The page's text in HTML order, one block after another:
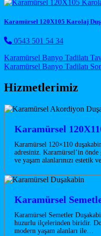
Karamürsel 120X105 Karolaj
0543 501 54 34
Post navigation
Karamürsel Banyo Tadilatı
Karamürsel Banyo Tadilatı
Hizmetlerimiz
Karamürsel
Karamürsel 120×110
adresiniz. Karamürsel’in
ve yaşam alanlarınızı estetik
Karamürsel
Karamürsel Semetler
huzurlu ilçelerinden biridir.
modern yaşam alanları ile…